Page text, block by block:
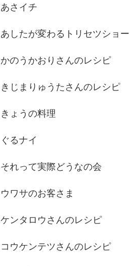
あさイチ
あしたが変わるトリセツショー
かのうかおりさんのレシピ
きじまりゅうたさんのレシピ
きょうの料理
ぐるナイ
それって実際どうなの会
ウワサのお客さま
ケンタロウさんのレシピ
コウケンテツさんのレシピ